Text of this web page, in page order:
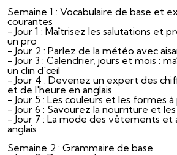
Semaine 1 : Vocabulaire de base et
courantes
- Jour 1 : Maîtrisez les salutations et
un pro
- Jour 2 : Parlez de la météo avec
- Jour 3 : Calendrier, jours et mois :
un clin d'œil
- Jour 4 : Devenez un expert des
et de l'heure en anglais
- Jour 5 : Les couleurs et les formes
- Jour 6 : Savourez la nourriture et les
- Jour 7 : La mode des vêtements et
anglais
Semaine 2 : Grammaire de base